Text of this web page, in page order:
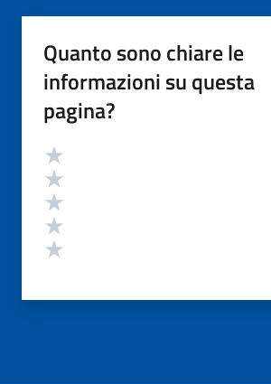
Quanto sono chiare le
informazioni su questa
pagina?
Valutazione